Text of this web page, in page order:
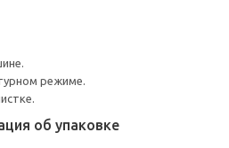
режиме.
об упаковке